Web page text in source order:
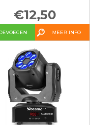
€12,50
MEER INFO